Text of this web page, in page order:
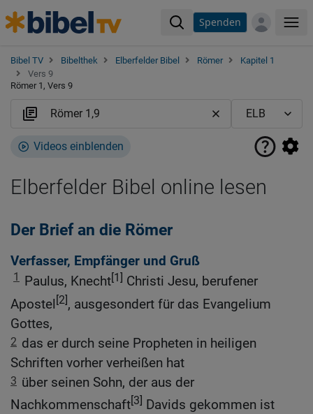
Spenden
Bibel TV Bibelthek Elberfelder Bibel Römer
Kapitel 1
Vers 9
Römer 1, Vers 9
Videos einblenden
Elberfelder Bibel online lesen
Der Brief an die Römer
Verfasser, Empfänger und Gruß
1 Paulus, Knecht[1] Christi Jesu, berufener
Apostel [2], ausgesondert für das Evangelium
Gottes,
2 das er durch seine Propheten in heiligen
Schriften vorher verheißen hat
3 über seinen Sohn, der aus der
Nachkommenschaft[3] Davids gekommen ist